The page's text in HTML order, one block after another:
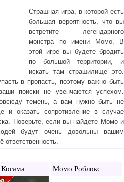
Страшная игра, в которой есть
большая вероятность, что вы
встретите легендарного
монстра по имени Момо. В
этой игре вы будете бродить
по большой территории, и
искать там страшилище это.
в пропасть, поэтому важно быть
поиски не увенчаются успехом.
темень, а вам нужно быть не
и оказать сопротивление в случае
Поверьте, если вы найдете Момо и
будут очень довольны вашим
ответственность.
Момо Роблокс